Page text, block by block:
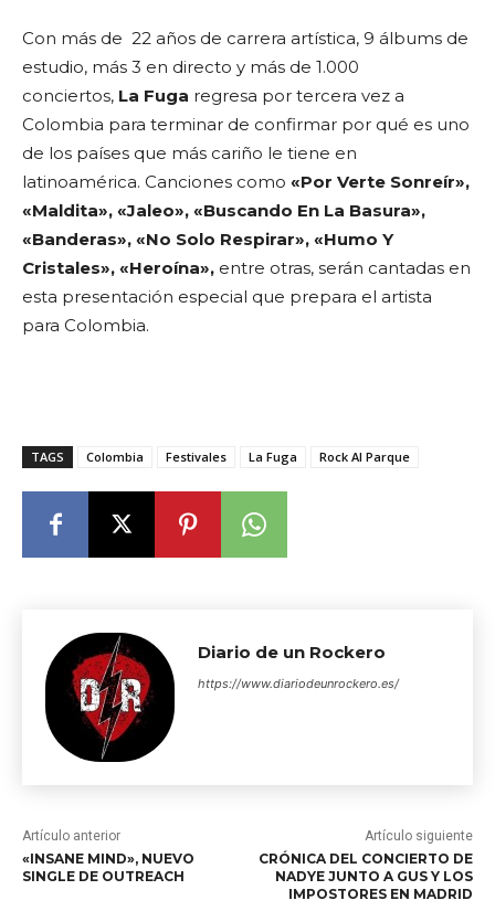
Con más de 22 años de carrera artística, 9 álbums de
estudio, más 3 en directo y más de 1.000
conciertos, La Fuga regresa por tercera vez a
Colombia para terminar de confirmar por qué es uno
de los países que más cariño le tiene en
latinoamérica. Canciones como «Por Verte Sonreír»,
«Maldita», «Jaleo», «Buscando En La Basura»,
«Banderas», «No Solo Respirar», «Humo Y
Cristales», «Heroína», entre otras, serán cantadas en
esta presentación especial que prepara el artista
para Colombia.
TAGS Colombia Festivales La Fuga Rock Al Parque
Diario de un Rockero
https://www.diariodeunrockero.es/
Artículo anterior
«INSANE MIND», NUEVO
SINGLE DE OUTREACH
Artículo siguiente
CRÓNICA DEL CONCIERTO DE
NADYE JUNTO A GUS Y LOS
IMPOSTORES EN MADRID